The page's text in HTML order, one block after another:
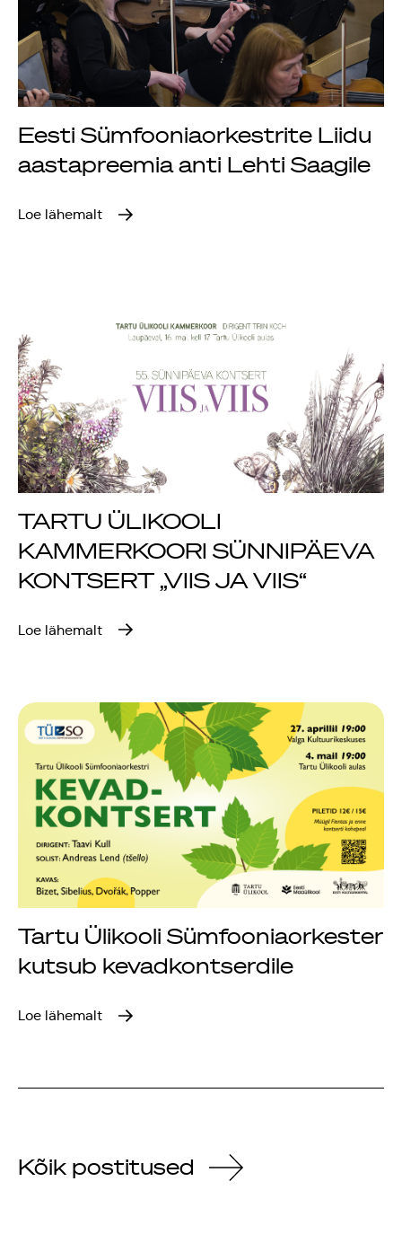
Eesti Sümfooniaorkestrite Liidu
aastapreemia anti Lehti Saagile
Loe lähemalt
TARTU ÜLIKOOLI
KAMMERKOORI SÜNNIPÄEVA
KONTSERT „VIIS JA VIIS“
Loe lähemalt
Tartu Ülikooli Sümfooniaorkester
kutsub kevadkontserdile
Loe lähemalt
Kõik postitused